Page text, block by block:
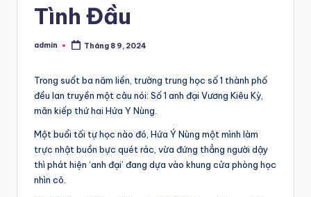
Tình Đầu
Posted
admin Tháng 8 9, 2024
Trong suốt ba năm liền, trường trung học số 1 thành phố
đều lan truyền một câu nói: Số 1 anh đại Vương Kiêu Kỳ,
mãn kiếp thứ hai Hứa Y Nùng.
Một buổi tối tự học nào đó, Hứa Ý Nùng một mình làm
trực nhật buồn bực quét rác, vừa đứng thẳng người dậy
thì phát hiện ‘anh đại’ đang dựa vào khung cửa phòng học
nhìn cô.